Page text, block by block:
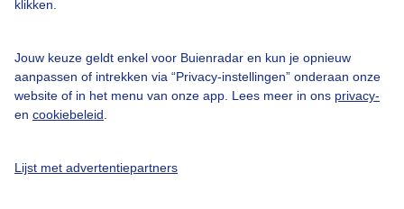
klikken.
Jouw keuze geldt enkel voor Buienradar en kun je opnieuw
aanpassen of intrekken via “Privacy-instellingen” onderaan onze
website of in het menu van onze app. Lees meer in ons privacy-
en cookiebeleid
Lijst met advertentiepartners
Buienradar Team
Privacy beleid
Privacy instellingen